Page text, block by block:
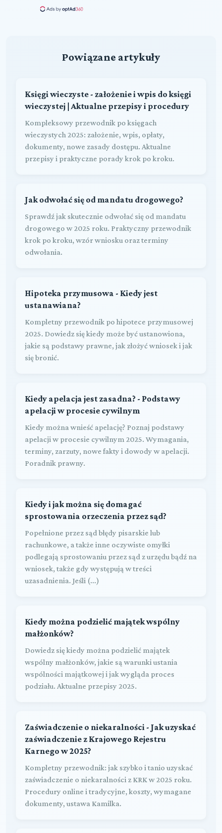
Powiązane artykuły
Księgi wieczyste - założenie i wpis do księgi
wieczystej | Aktualne przepisy i procedury
Kompleksowy przewodnik po księgach
wieczystych 2025: założenie, wpis, opłaty,
dokumenty, nowe zasady dostępu. Aktualne
przepisy i praktyczne porady krok po kroku.
Jak odwołać się od mandatu drogowego?
Sprawdź jak skutecznie odwołać się od mandatu
drogowego w 2025 roku. Praktyczny przewodnik
krok po kroku, wzór wniosku oraz terminy
odwołania.
Hipoteka przymusowa - Kiedy jest
ustanawiana?
Kompletny przewodnik po hipotece przymusowej
2025. Dowiedz się kiedy może być ustanowiona,
jakie są podstawy prawne, jak złożyć wniosek i jak
się bronić.
Kiedy apelacja jest zasadna? - Podstawy
apelacji w procesie cywilnym
Kiedy można wnieść apelację? Poznaj podstawy
apelacji w procesie cywilnym 2025. Wymagania,
terminy, zarzuty, nowe fakty i dowody w apelacji.
Poradnik prawny.
Kiedy i jak można się domagać
sprostowania orzeczenia przez sąd?
Popełnione przez sąd błędy pisarskie lub
rachunkowe, a także inne oczywiste omyłki
podlegają sprostowaniu przez sąd z urzędu bądź na
wniosek, także gdy występują w treści
uzasadnienia. Jeśli (...)
Kiedy można podzielić majątek wspólny
małżonków?
Dowiedz się kiedy można podzielić majątek
wspólny małżonków, jakie są warunki ustania
wspólności majątkowej i jak wygląda proces
podziału. Aktualne przepisy 2025.
Zaświadczenie o niekaralności - Jak uzyskać
zaświadczenie z Krajowego Rejestru
Karnego w 2025?
Kompletny przewodnik: jak szybko i tanio uzyskać
zaświadczenie o niekaralności z KRK w 2025 roku.
Procedury online i tradycyjne, koszty, wymagane
dokumenty, ustawa Kamilka.